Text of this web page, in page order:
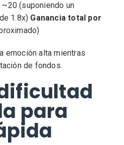
~20 (suponiendo un
1.8x) Ganancia total por
emoción alta mientras
de fondos.
para